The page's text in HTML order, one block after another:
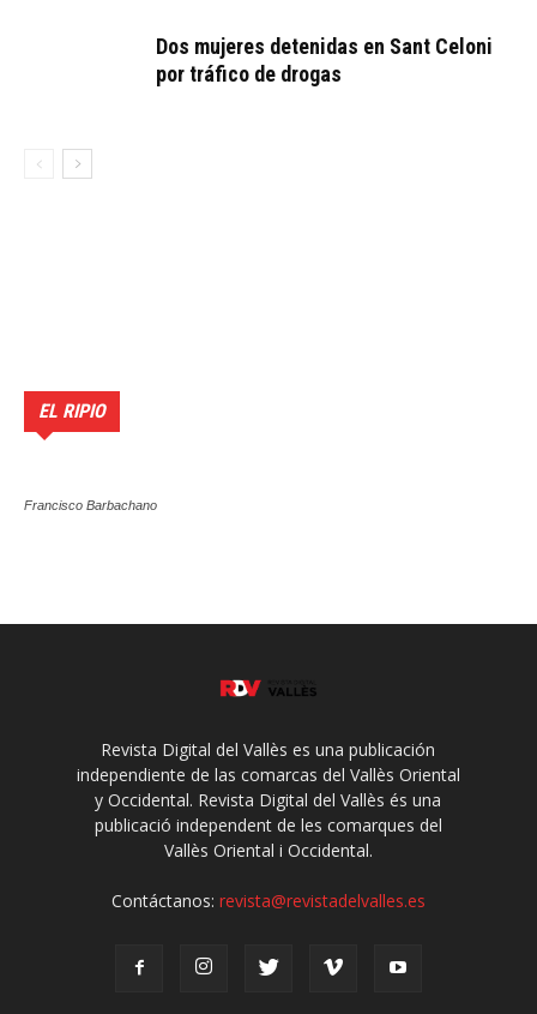
Dos mujeres detenidas en Sant Celoni
por tráfico de drogas
EL RIPIO
Francisco Barbachano
Revista Digital del Vallès es una publicación
independiente de las comarcas del Vallès Oriental
y Occidental. Revista Digital del Vallès és una
publicació independent de les comarques del
Vallès Oriental i Occidental.
Contáctanos: revista@revistadelvalles.es